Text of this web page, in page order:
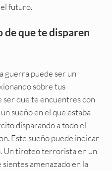
futuro.
de que te disparen
guerra puede ser un
sobre tus
ser que te encuentres con
sueño en el que estaba
disparando a todo el
Este sueño puede indicar
Un tiroteo terrorista en un
amenazado en la